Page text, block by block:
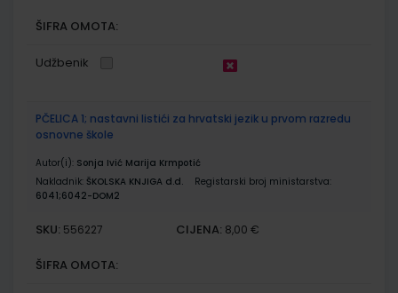
ŠIFRA OMOTA:
Udžbenik
PČELICA 1; nastavni listići za hrvatski jezik u prvom razredu
osnovne škole
Autor(i): Sonja Ivić Marija Krmpotić
Nakladnik: ŠKOLSKA KNJIGA d.d.
Registarski broj ministarstva:
6041;6042-DOM2
SKU: 556227 CIJENA: 8,00 €
ŠIFRA OMOTA: